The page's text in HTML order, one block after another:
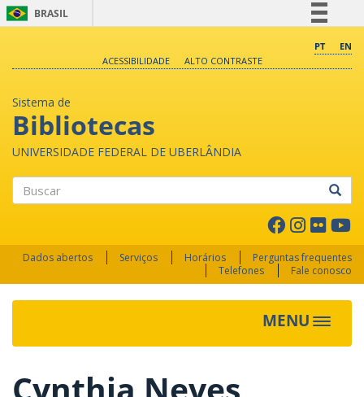
BRASIL
Comunica BR
PT
EN
ACESSIBILIDADE
ALTO CONTRASTE
Sistema de
Bibliotecas
UNIVERSIDADE FEDERAL DE UBERLÂNDIA
Dados abertos Serviços Horários
Perguntas frequentes
Telefones
Fale conosco
MENU Toggle
Cynthia Neves